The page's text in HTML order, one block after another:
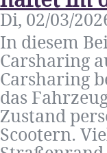
Di, 02/03/
In diesem
Carsharing
Carsharing
das
Zustand
Scootern.